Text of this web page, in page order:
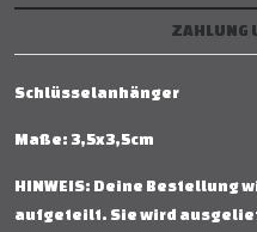
ZAHLUNG
Schlüsselanhänger
Maße: 3,5x3,5cm
HINWEIS: Deine Bestellung
aufgeteilt. Sie wird